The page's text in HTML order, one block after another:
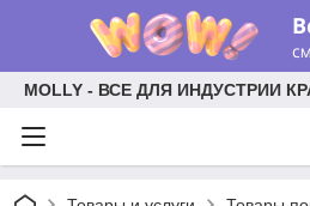
MOLLY - ВСЕ ДЛЯ ИНДУСТРИИ